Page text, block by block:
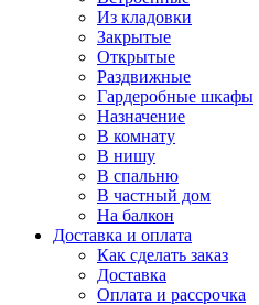
Из кладовки
Закрытые
Открытые
Раздвижные
Гардеробные шкафы
Назначение
В комнату
В нишу
В спальню
В частный дом
На балкон
Доставка и оплата
Как сделать заказ
Доставка
Оплата и рассрочка